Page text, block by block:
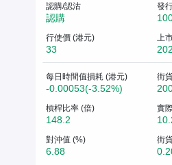
認購/認沽
認購
發
行使價 (港元)
33
上
每日時間值損耗 (港元)
-0.00053(-3.52%)
街
槓桿比率 (倍)
148.2
實
對沖值 (%)
6.88
街